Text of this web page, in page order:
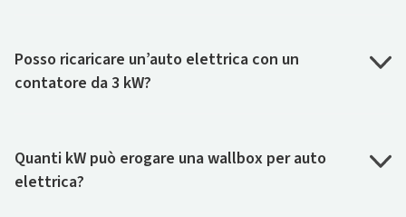
Posso ricaricare un’auto elettrica con un
contatore da 3 kW?
Quanti kW può erogare una wallbox per auto
elettrica?